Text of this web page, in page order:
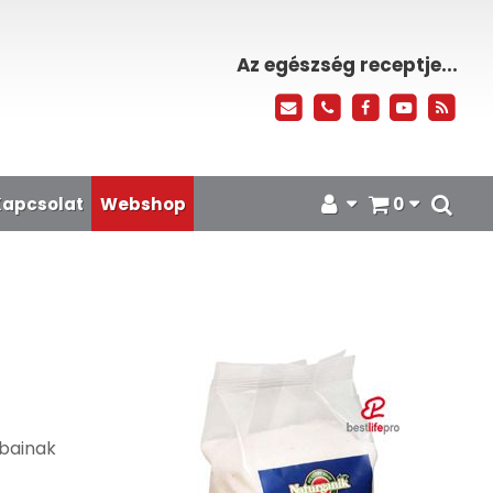
Az egészség receptje...
0
Webshop